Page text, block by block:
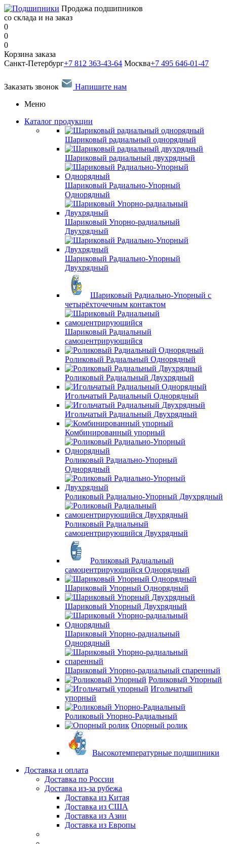
Продажа подшипников
со склада и на заказ
0
0
0
Корзина заказа
Санкт-Петербург+7 812 363-43-64 Москва+7 495 646-01-47
Заказать звонок
Напишите нам
Меню
Каталог продукции
Шариковый радиальный однорядный
Шариковый радиальный двухрядный
Шариковый Радиально-Упорный
Однорядный
Шариковый Упорно-радиальный
Двухрядный
Шариковый Радиально-Упорный
Двухрядный
Шариковый Радиально-Упорный с
четырёхточечным контактом
Шариковый Радиальный
самоцентрирующийся
Роликовый Радиальный Однорядный
Роликовый Радиальный Двухрядный
Игольчатый Радиальный Однорядный
Игольчатый Радиальный Двухрядный
Комбинированный упорный
Роликовый Радиально-Упорный
Однорядный
Роликовый Радиально-Упорный Двухрядный
Роликовый Радиальный
самоцентрирующийся Двухрядный
Роликовый Радиальный
самоцентрирующийся Однорядный
Шариковый Упорный Однорядный
Шариковый Упорный Двухрядный
Шариковый Упорно-радиальный
Однорядный
Шариковый Упорно-радиальный спаренный
Роликовый Упорный
Игольчатый
упорный
Роликовый Упорно-Радиальный
Опорный ролик
Высокотемпературные подшипники
Доставка и оплата
Доставка по России
Доставка из-за рубежа
Доставка из Китая
Доставка из США
Доставка из Азии
Доставка из Европы